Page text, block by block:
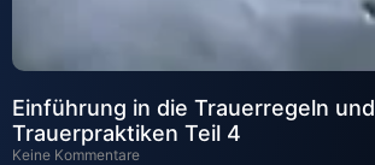
Einführung in die Trauerregeln und
Trauerpraktiken Teil 4
Keine Kommentare